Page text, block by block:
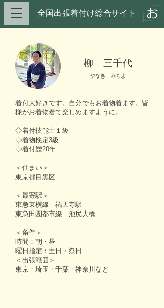
全国出張着付け総合サイト​
柳 三千代
やなぎ みちよ
着付大好きです。自分でもお着物着ます。皆
様がお着物着て楽しめますように。
◇着付技能士１級
◇着物検定3級
◇着付歴20年
＜住まい＞
東京都目黒区
＜最寄駅＞
東急東横線 祐天寺駅
東急田園都市線 池尻大橋
＜条件＞
時間：朝・昼
曜日指定：土日・祭日
＜出張範囲＞
東京・埼玉・千葉・神奈川など